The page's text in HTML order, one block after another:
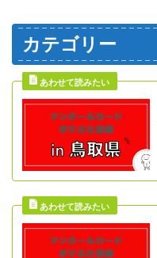
カテゴリー